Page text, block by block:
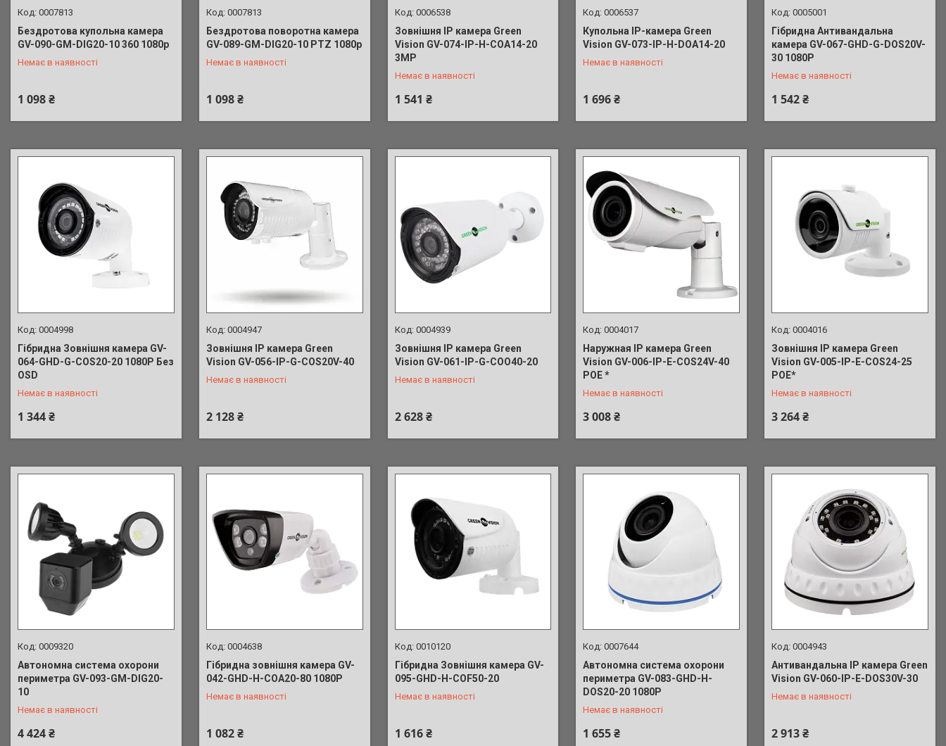
0007813
Бездротова купольна камера
GV-090-GM-DIG20-10 360 1080p
Немає в наявності
1 098 ₴
0007813
Бездротова поворотна камера
GV-089-GM-DIG20-10 PTZ 1080p
Немає в наявності
1 098 ₴
0006538
Зовнішня IP камера Green
Vision GV-074-IP-H-COА14-20
3МР
Немає в наявності
1 541 ₴
+380 (63) 039-91-90
0006537
Купольна IP-камера Green
Vision GV-073-IP-H-DOА14-20
Немає в наявності
1 696 ₴
0005001
Гібридна Антивандальна
камера GV-067-GHD-G-DOS20V-
30 1080P
Немає в наявності
1 542 ₴
+380 (63) 039-91-90
0004998
Гібридна Зовнішня камера GV-
064-GHD-G-COS20-20 1080P Без
OSD
Немає в наявності
1 344 ₴
+380 (63) 039-91-90
0004947
Зовнішня IP камера Green
Vision GV-056-IP-G-COS20V-40
Немає в наявності
2 128 ₴
0004939
Зовнішня IP камера Green
Vision GV-061-IP-G-COO40-20
Немає в наявності
2 628 ₴
0004017
Наружная IP камера Green
Vision GV-006-IP-E-COS24V-40
POE *
Немає в наявності
3 008 ₴
+380 (63) 039-91-90
0004016
Зовнішня IP камера Green
Vision GV-005-IP-E-COS24-25
POE*
Немає в наявності
3 264 ₴
+380 (63) 039-91-90
0009320
Автономна система охорони
периметра GV-093-GM-DIG20-
10
Немає в наявності
4 424 ₴
+380 (63) 039-91-90
0004638
Гібридна зовнішня камера GV-
042-GHD-H-COA20-80 1080Р
Немає в наявності
1 082 ₴
0010120
Гібридна Зовнішня камера GV-
095-GHD-H-СOF50-20
Немає в наявності
1 616 ₴
0007644
Автономна система охорони
периметра GV-083-GHD-H-
DOS20-20 1080Р
Немає в наявності
1 655 ₴
+380 (63) 039-91-90
0004943
Антивандальна IP камера Green
Vision GV-060-IP-E-DOS30V-30
Немає в наявності
2 913 ₴